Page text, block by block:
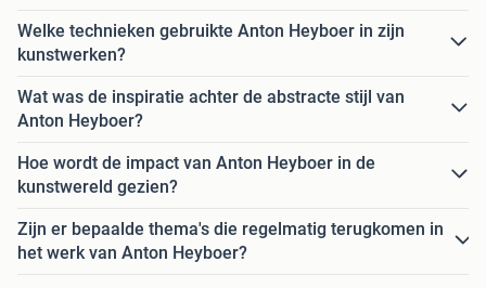
Welke technieken gebruikte Anton Heyboer in zijn
kunstwerken?
Wat was de inspiratie achter de abstracte stijl van
Anton Heyboer?
Hoe wordt de impact van Anton Heyboer in de
kunstwereld gezien?
Zijn er bepaalde thema's die regelmatig terugkomen in
het werk van Anton Heyboer?